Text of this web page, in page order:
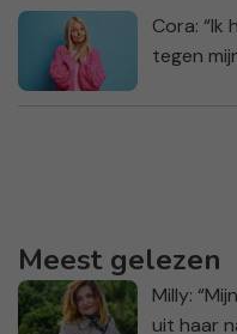
Cora: “Ik
tegen
Meest gelezen
Milly:
uit haar